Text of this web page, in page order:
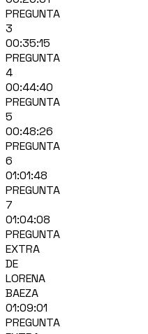
PREGUNTA
3
00:35:15
PREGUNTA
4
00:44:40
PREGUNTA
5
00:48:26
PREGUNTA
6
01:01:48
PREGUNTA
7
01:04:08
PREGUNTA
EXTRA
DE
LORENA
BAEZA
01:09:01
PREGUNTA